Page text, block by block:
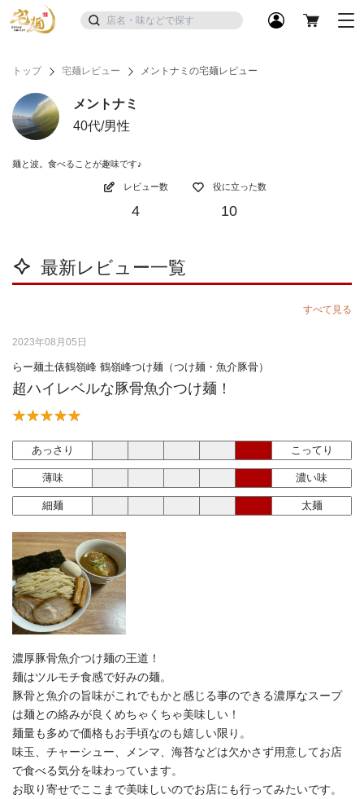
トップ 宅麺レビュー メントナミの宅麺レビュー
メントナミ
40代/男性
麺と波。食べることが趣味です♪
レビュー数
4
役に立った数
10
最新レビュー一覧
すべて見る
2023年08月05日
らー麺土俵鶴嶺峰 鶴嶺峰つけ麺（つけ麺・魚介豚骨）
超ハイレベルな豚骨魚介つけ麺！
あっさり こってり
薄味 濃い味
細麺 太麺
濃厚豚骨魚介つけ麺の王道！
麺はツルモチ食感で好みの麺。
豚骨と魚介の旨味がこれでもかと感じる事のできる濃厚なスープ
は麺との絡みが良くめちゃくちゃ美味しい！
麺量も多めで価格もお手頃なのも嬉しい限り。
味玉、チャーシュー、メンマ、海苔などは欠かさず用意してお店
で食べる気分を味わっています。
お取り寄せでここまで美味しいのでお店にも行ってみたいです。